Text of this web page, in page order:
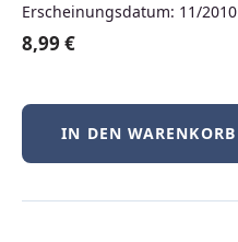
Erscheinungsdatum: 11/2010
8,99 €
IN DEN WARENKORB